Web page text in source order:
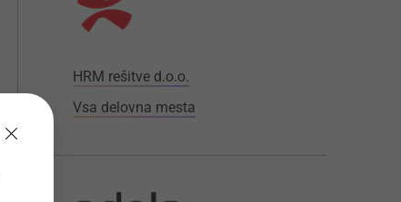
HRM rešitve d.o.o.
Vsa delovna mesta